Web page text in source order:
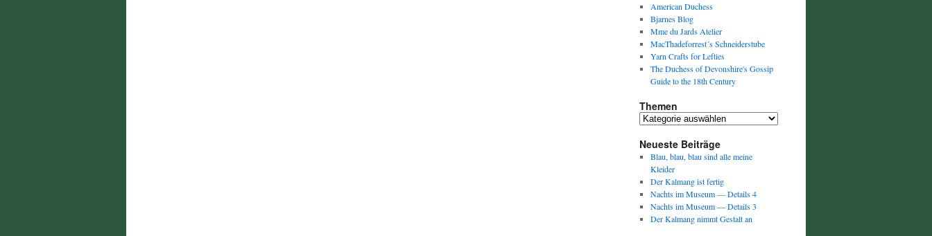
American Duchess
Bjarnes Blog
Mme du Jards Atelier
MacThadeforrest´s Schneiderstube
Yarn Crafts for Lefties
The Duchess of Devonshire's Gossip
Guide to the 18th Century
Themen
Themen
Neueste Beiträge
Blau, blau, blau sind alle meine
Kleider
Der Kalmang ist fertig
Nachts im Museum — Details 4
Nachts im Museum — Details 3
Der Kalmang nimmt Gestalt an